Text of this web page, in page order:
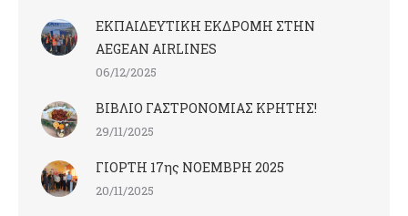
ΕΚΠΑΙΔΕΥΤΙΚΗ ΕΚΔΡΟΜΗ ΣΤΗΝ
AEGEAN AIRLINES
06/12/2025
ΒΙΒΛΙΟ ΓΑΣΤΡΟΝΟΜΙΑΣ ΚΡΗΤΗΣ!
29/11/2025
ΓΙΟΡΤΗ 17ης ΝΟΕΜΒΡΗ 2025
20/11/2025